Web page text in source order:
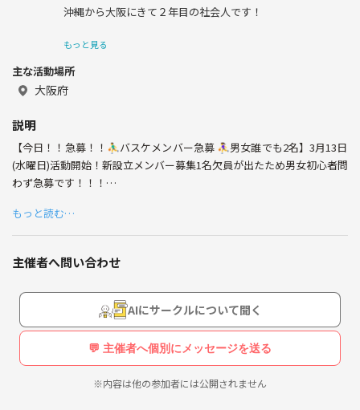
沖縄から大阪にきて２年目の社会人です！
もっと見る
主な活動場所
大阪府
説明
【今日！！急募！！⛹️‍♂️バスケメンバー急募 ⛹️‍♀️男女誰でも2名】3月13日
(水曜日)活動開始！新設立メンバー募集1名欠員が出たため男女初心者問
わず急募です！！！
新創設につき初期メンバー募集中です🏀
男女初心者問わず皆んなで仲良くプレイしましょう！
どこのサークルに行ってもネットワークビジネスや
既にグループが固まっていて入りづらいサークルばかりだったので、
新しくサークルを設立することにしました😊
今のところ活動場所はhoop7東大阪店で20:30〜22:30
平日どちらか1日で活動を考えています🙌
もっと読む…
主催者へ問い合わせ
AIにサークルについて聞く
💬 主催者へ個別にメッセージを送る
※内容は他の参加者には公開されません